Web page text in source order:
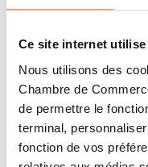
Ce site internet
Nous utilisons des
Chambre de
de permettre le
terminal,
fonction de vos
professionnels de
d’entre eux (47 %)
n’accepteraient
ne s’employait
culture
44 % qui